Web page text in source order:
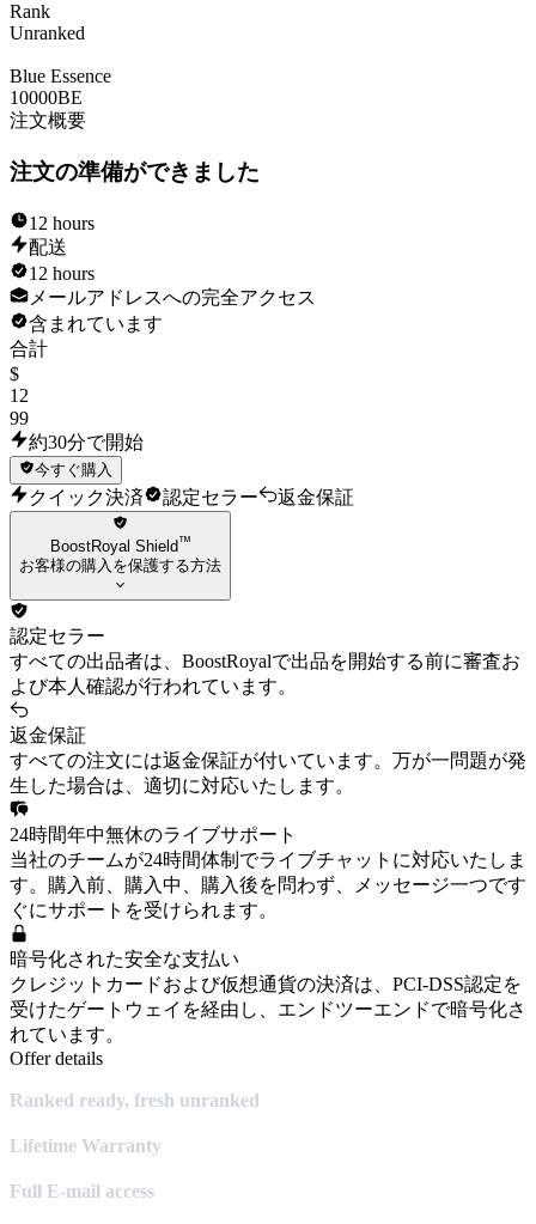
Rank
Unranked
Blue Essence
10000BE
注文概要
注文の準備ができました
12 hours
配送
12 hours
メールアドレスへの完全アクセス
含まれています
合計
$
12
99
約30分で開始
今すぐ購入
クイック決済 認定セラー 返金保証
BoostRoyal Shield™
お客様の購入を保護する方法
認定セラー
すべての出品者は、BoostRoyalで出品を開始する前に審査お
よび本人確認が行われています。
返金保証
すべての注文には返金保証が付いています。万が一問題が発
生した場合は、適切に対応いたします。
24時間年中無休のライブサポート
当社のチームが24時間体制でライブチャットに対応いたしま
す。購入前、購入中、購入後を問わず、メッセージ一つです
ぐにサポートを受けられます。
暗号化された安全な支払い
クレジットカードおよび仮想通貨の決済は、PCI-DSS認定を
受けたゲートウェイを経由し、エンドツーエンドで暗号化さ
れています。
Offer details
Ranked ready, fresh unranked
Lifetime Warranty
Full E-mail access